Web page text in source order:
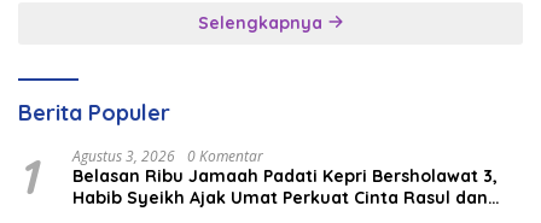
Selengkapnya
Berita Populer
1 Agustus 3, 2026 0 Komentar
Belasan Ribu Jamaah Padati Kepri Bersholawat 3,
Habib Syeikh Ajak Umat Perkuat Cinta Rasul dan